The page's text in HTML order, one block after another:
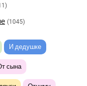
(1045)
И дедушке
сына